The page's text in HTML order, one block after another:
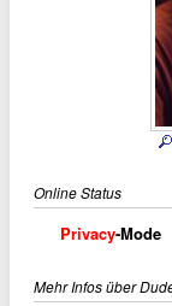
Online Status
Privacy-Mode
Mehr Infos über